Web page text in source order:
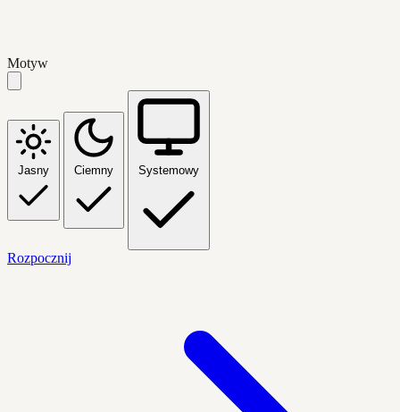
Motyw
Jasny Ciemny Systemowy
Rozpocznij